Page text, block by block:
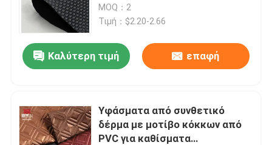
Leather Fabric for Bags
MOQ：2
Τιμή：$2.20-2.66
Καλύτερη τιμή επαφή
Υφάσματα από συνθετικό
δέρμα με μοτίβο κόκκων από
PVC για καθίσματα